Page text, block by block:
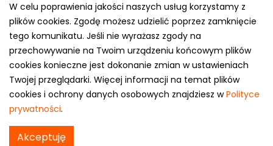
Polityka prywatności
e-mail: kontakt@opony.com.pl
Copyright © 2000-2023 Opony.com.pl
W celu poprawienia jakości naszych usług korzystamy z
plików cookies. Zgodę możesz udzielić poprzez zamknięcie
tego komunikatu. Jeśli nie wyrażasz zgody na
przechowywanie na Twoim urządzeniu końcowym plików
cookies konieczne jest dokonanie zmian w ustawieniach
Twojej przeglądarki. Więcej informacji na temat plików
cookies i ochrony danych osobowych znajdziesz wPolityce
prywatności.
Akceptuję